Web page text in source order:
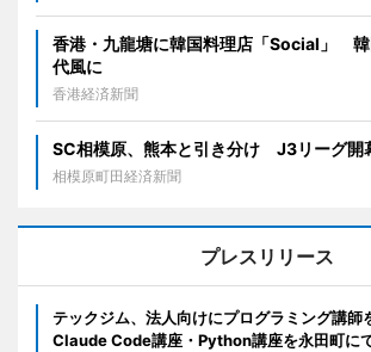
香港・九龍塘に韓国料理店「Social」
代風に
香港経済新聞
SC相模原、熊本と引き分け J3リーグ開
相模原町田経済新聞
プレスリリース
テックジム、法人向けにプログラミング講師
Claude Code講座・Python講座を永田町に